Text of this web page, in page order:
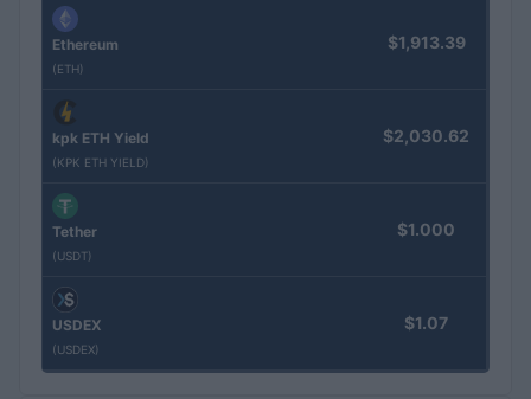
Ethereum
(ETH)
$1,913.39
kpk ETH Yield
(KPK ETH YIELD)
$2,030.62
Tether
(USDT)
$1.000
USDEX
(USDEX)
$1.07